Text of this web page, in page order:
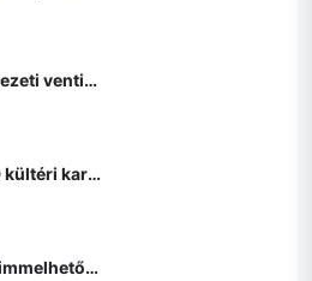
Kültéri mennyezeti ventilátor fekete 91,3 cm LED-del, fényerőszabályzóval, távirányítóval IP44 - Toledo
Eurolamp LED kültéri karácsonyi fényfüzér LINE 500 LED 17,9 m IP44 többszínű 600
5 db E27-es dimmelhető LED izzó G95 matt 4W 430lm 2200-4000K szett